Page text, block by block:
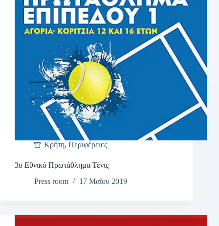
Κρήτη, Περιφέρειες
3ο Εθνικό Πρωτάθλημα Τένις
Press room
17 Μαΐου 2019